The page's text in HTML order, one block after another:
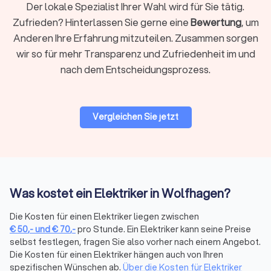
Er sorgt dafür, dass die Stromversorgung sicher und
zuverlässig funktioniert, und übernimmt Aufgaben wie die
Installation von Steckdosen, Schaltern, Sicherungskästen und
Beleuchtungssystemen.
Ein Elektroniker hingegen arbeitet oft in der Industrie und
beschäftigt sich mit komplexeren elektrischen und
und die Informationstechnik. Ein Elektroniker installiert, wartet
und repariert Systeme, die in der Produktion, in der IT oder in
Trustlocal hilft Ihnen, die richtige Fachkraft für Ihr
eine Hausinstallation oder einen Elektroniker für industrielle
Anwendungen benötigen – bei uns finden Sie den passenden
Experten. Indem Sie mehrere Angebote einholen und
vergleichen, können Sie sicherstellen, dass Sie den richtigen
Der lokale Spezialist Ihrer Wahl wird für Sie tätig.
Zufrieden? Hinterlassen Sie gerne eineBewertung, um
Anderen Ihre Erfahrung mitzuteilen. Zusammen sorgen
wir so für mehr Transparenz und Zufriedenheit im und
nach dem Entscheidungsprozess.
Vergleichen Sie jetzt
Was kostet ein Elektriker in Wolfhagen?
Die Kosten für einen Elektriker liegen zwischen
€50,-und€ 70,-pro Stunde. Ein Elektriker kann seine Preise
selbst festlegen, fragen Sie also vorher nach einem Angebot.
Die Kosten für einen Elektriker hängen auch von Ihren
spezifischen Wünschen ab. Über die Kosten für Elektriker